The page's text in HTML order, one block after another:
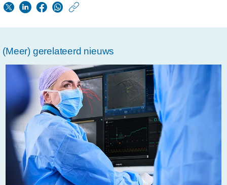
w/about/news/
2018.html
(Meer) gerelateerd nieuws